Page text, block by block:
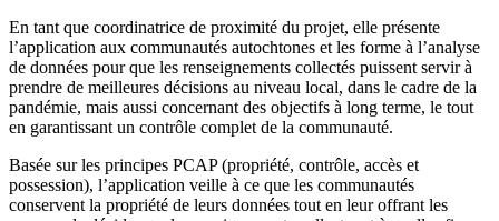
En tant que coordinatrice de proximité du projet, elle présente
l’application aux communautés autochtones et les forme à l’analyse
de données pour que les renseignements collectés puissent servir à
prendre de meilleures décisions au niveau local, dans le cadre de la
pandémie, mais aussi concernant des objectifs à long terme, le tout
en garantissant un contrôle complet de la communauté.
Basée sur les principes PCAP (propriété, contrôle, accès et
possession), l’application veille à ce que les communautés
conservent la propriété de leurs données tout en leur offrant les